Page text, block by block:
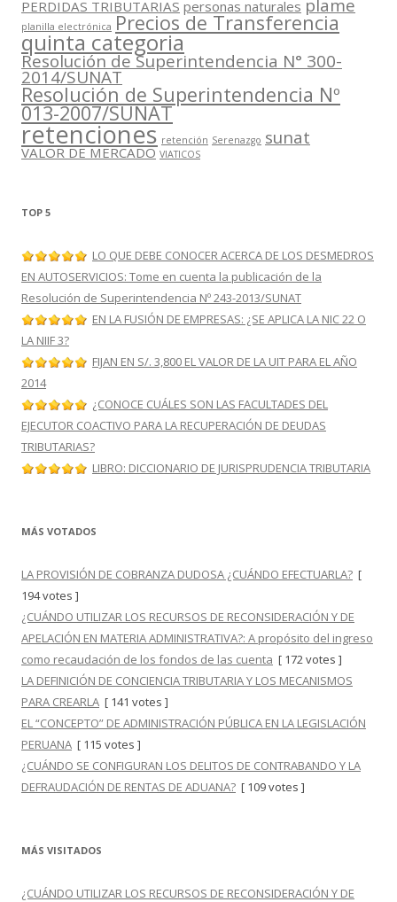
PERDIDAS TRIBUTARIAS personas naturales plame
planilla electrónica Precios de Transferencia
quinta categoria
Resolución de Superintendencia N° 300-
2014/SUNAT
Resolución de Superintendencia Nº
013-2007/SUNAT
retenciones retención Serenazgo sunat
VALOR DE MERCADO VIATICOS
TOP 5
LO QUE DEBE CONOCER ACERCA DE LOS DESMEDROS
EN AUTOSERVICIOS: Tome en cuenta la publicación de la
Resolución de Superintendencia Nº 243-2013/SUNAT
EN LA FUSIÓN DE EMPRESAS: ¿SE APLICA LA NIC 22 O
LA NIIF 3?
FIJAN EN S/. 3,800 EL VALOR DE LA UIT PARA EL AÑO
2014
¿CONOCE CUÁLES SON LAS FACULTADES DEL
EJECUTOR COACTIVO PARA LA RECUPERACIÓN DE DEUDAS
TRIBUTARIAS?
LIBRO: DICCIONARIO DE JURISPRUDENCIA TRIBUTARIA
MÁS VOTADOS
LA PROVISIÓN DE COBRANZA DUDOSA ¿CUÁNDO EFECTUARLA? [
194 votes ]
¿CUÁNDO UTILIZAR LOS RECURSOS DE RECONSIDERACIÓN Y DE
APELACIÓN EN MATERIA ADMINISTRATIVA?: A propósito del ingreso
como recaudación de los fondos de las cuenta [ 172 votes ]
LA DEFINICIÓN DE CONCIENCIA TRIBUTARIA Y LOS MECANISMOS
PARA CREARLA [ 141 votes ]
EL “CONCEPTO” DE ADMINISTRACIÓN PÚBLICA EN LA LEGISLACIÓN
PERUANA [ 115 votes ]
¿CUÁNDO SE CONFIGURAN LOS DELITOS DE CONTRABANDO Y LA
DEFRAUDACIÓN DE RENTAS DE ADUANA? [ 109 votes ]
MÁS VISITADOS
¿CUÁNDO UTILIZAR LOS RECURSOS DE RECONSIDERACIÓN Y DE